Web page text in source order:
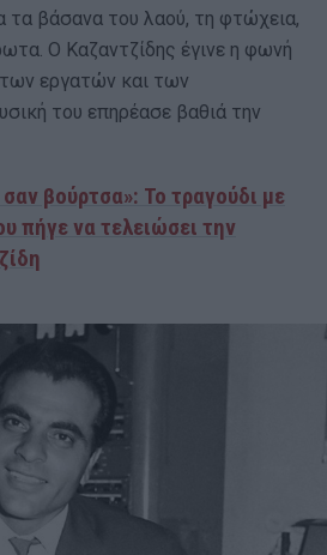
τα βάσανα του λαού, τη φτώχεια,
Ο Καζαντζίδης έγινε η φωνή
εργατών και των
του επηρέασε βαθιά την
σαν βούρτσα»: Το τραγούδι με
πήγε να τελειώσει την